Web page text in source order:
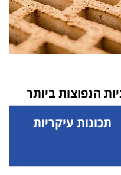
הנפוצות ביותר
תכונות עיקריות